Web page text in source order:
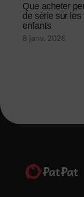
Que acheter
de série sur
enfants
8 janv. 2026